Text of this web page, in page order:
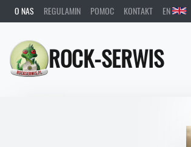
O NAS REGULAMIN POMOC KONTAKT EN
ROCK-SERWIS